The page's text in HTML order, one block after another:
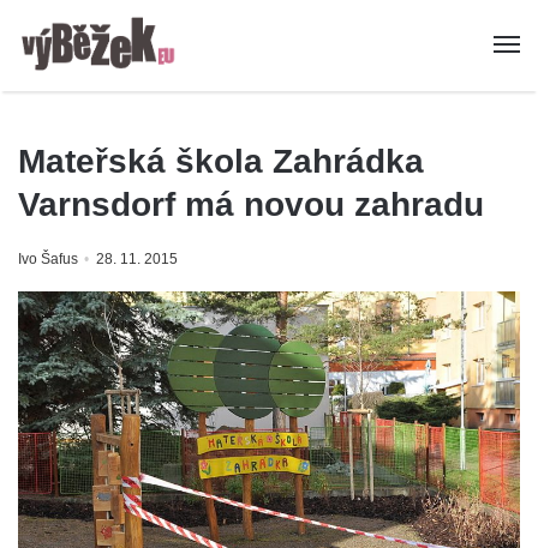
Mateřská škola Zahrádka
Varnsdorf má novou zahradu
Ivo Šafus 28. 11. 2015